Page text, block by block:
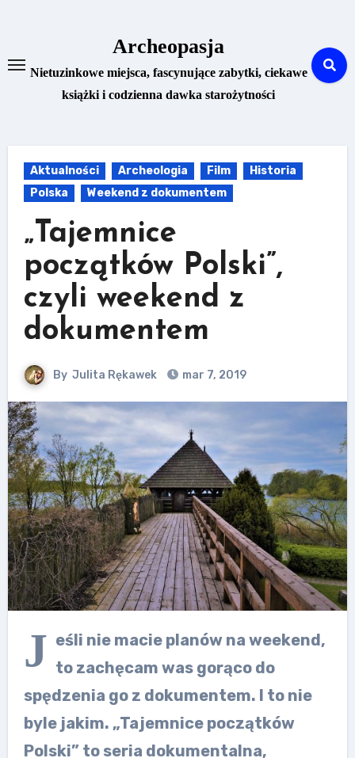
Archeopasja
Nietuzinkowe miejsca, fascynujące zabytki, ciekawe
książki i codzienna dawka starożytności
Aktualności Archeologia Film
Historia
Polska
Weekend z dokumentem
„Tajemnice
początków Polski”,
czyli weekend z
dokumentem
By Julita Rękawek mar 7, 2019
J eśli nie macie planów na weekend,
to zachęcam was gorąco do
spędzenia go z dokumentem. I to nie
byle jakim. „Tajemnice początków
Polski” to seria dokumentalna,